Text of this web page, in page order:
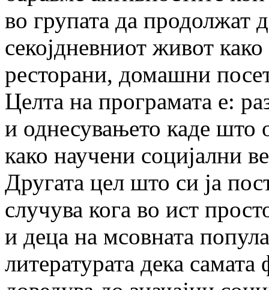
во групата да продолжат
секојдневниот живот
ресторани, домашни
Целта на програмата е:
и однесувањето каде што
како научени социјални
Другата цел што си ја
случува кога во ист
и деца на мсовната
литературата дека